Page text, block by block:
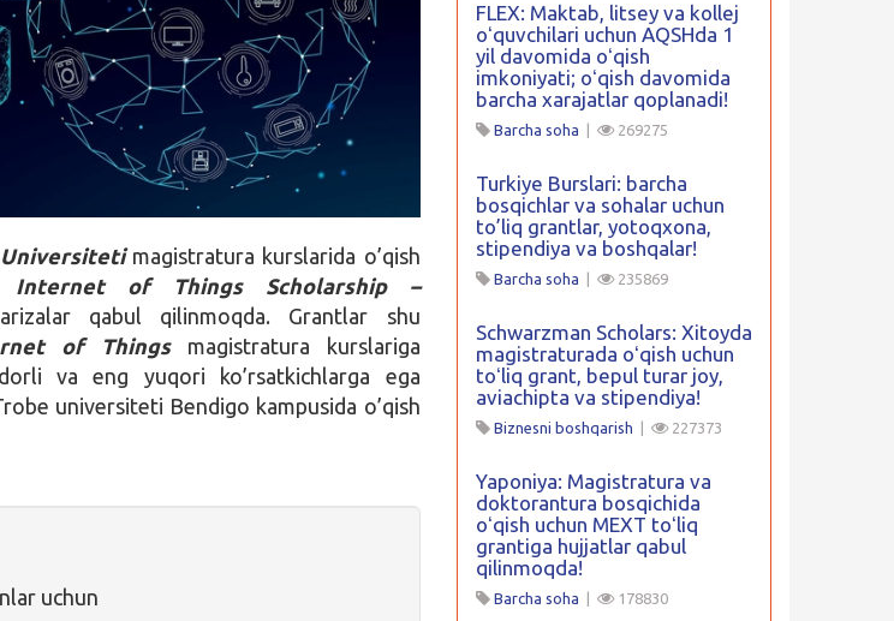
magistratura kurslarida o’qish
of Things Scholarship –
qabul qilinmoqda. Grantlar shu
of Thingsmagistratura kurslariga
va eng yuqori ko’rsatkichlarga ega
universiteti Bendigo kampusida o’qish
uchun
FLEX: Maktab, litsey va kollej
oʻquvchilari uchun AQSHda 1
yil davomida oʻqish
imkoniyati; oʻqish davomida
barcha xarajatlar qoplanadi!
Barcha soha 269275
Turkiye Burslari: barcha
bosqichlar va sohalar uchun
to’liq grantlar, yotoqxona,
stipendiya va boshqalar!
Barcha soha 235869
Schwarzman Scholars: Xitoyda
magistraturada oʻqish uchun
toʻliq grant, bepul turar joy,
aviachipta va stipendiya!
Biznesni boshqarish 227373
Yaponiya: Magistratura va
doktorantura bosqichida
oʻqish uchun MEXT toʻliq
grantiga hujjatlar qabul
qilinmoqda!
Barcha soha 178830